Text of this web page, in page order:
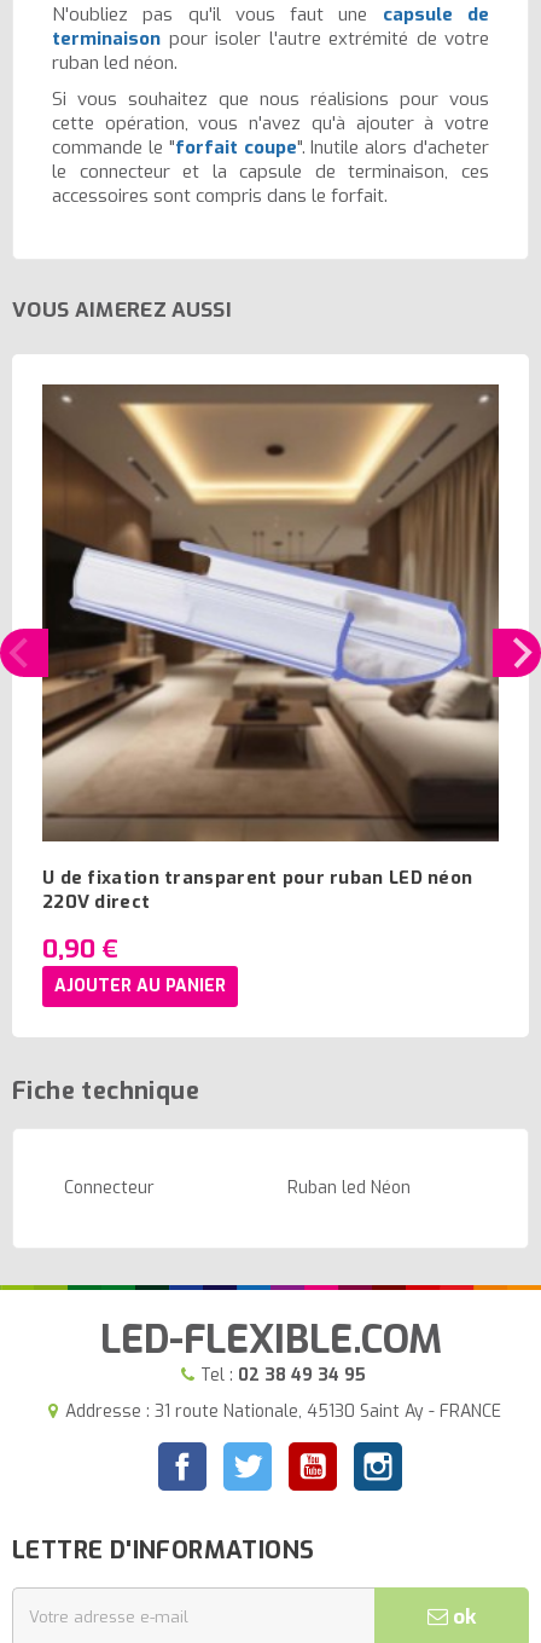
N'oubliez pas qu'il vous faut une capsule de
terminaison pour isoler l'autre extrémité de votre
ruban led néon.
Si vous souhaitez que nous réalisions pour vous
cette opération, vous n'avez qu'à ajouter à votre
commande le "forfait coupe". Inutile alors d'acheter
le connecteur et la capsule de terminaison, ces
accessoires sont compris dans le forfait.
VOUS AIMEREZ AUSSI
U de fixation transparent pour ruban LED néon
220V direct
0,90 €
AJOUTER AU PANIER
Fiche technique
Connecteur Ruban led Néon
LED-FLEXIBLE.COM
Tel : 02 38 49 34 95
Addresse : 31 route Nationale, 45130 Saint Ay - FRANCE
FacebookTwitter YouTubeInstagram
LETTRE D'INFORMATIONS
ok